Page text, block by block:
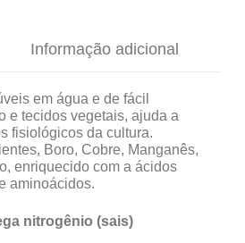
Informação adicional
em água e de fácil
e tecidos vegetais, ajuda a
fisiológicos da cultura.
Boro, Cobre, Manganês,
enriquecido com a ácidos
aminoácidos.
nitrogênio (sais)